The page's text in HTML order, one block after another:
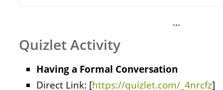
…
Quizlet Activity
Having a Formal Conversation
Direct Link: [https://quizlet.com/_4nrcfz]